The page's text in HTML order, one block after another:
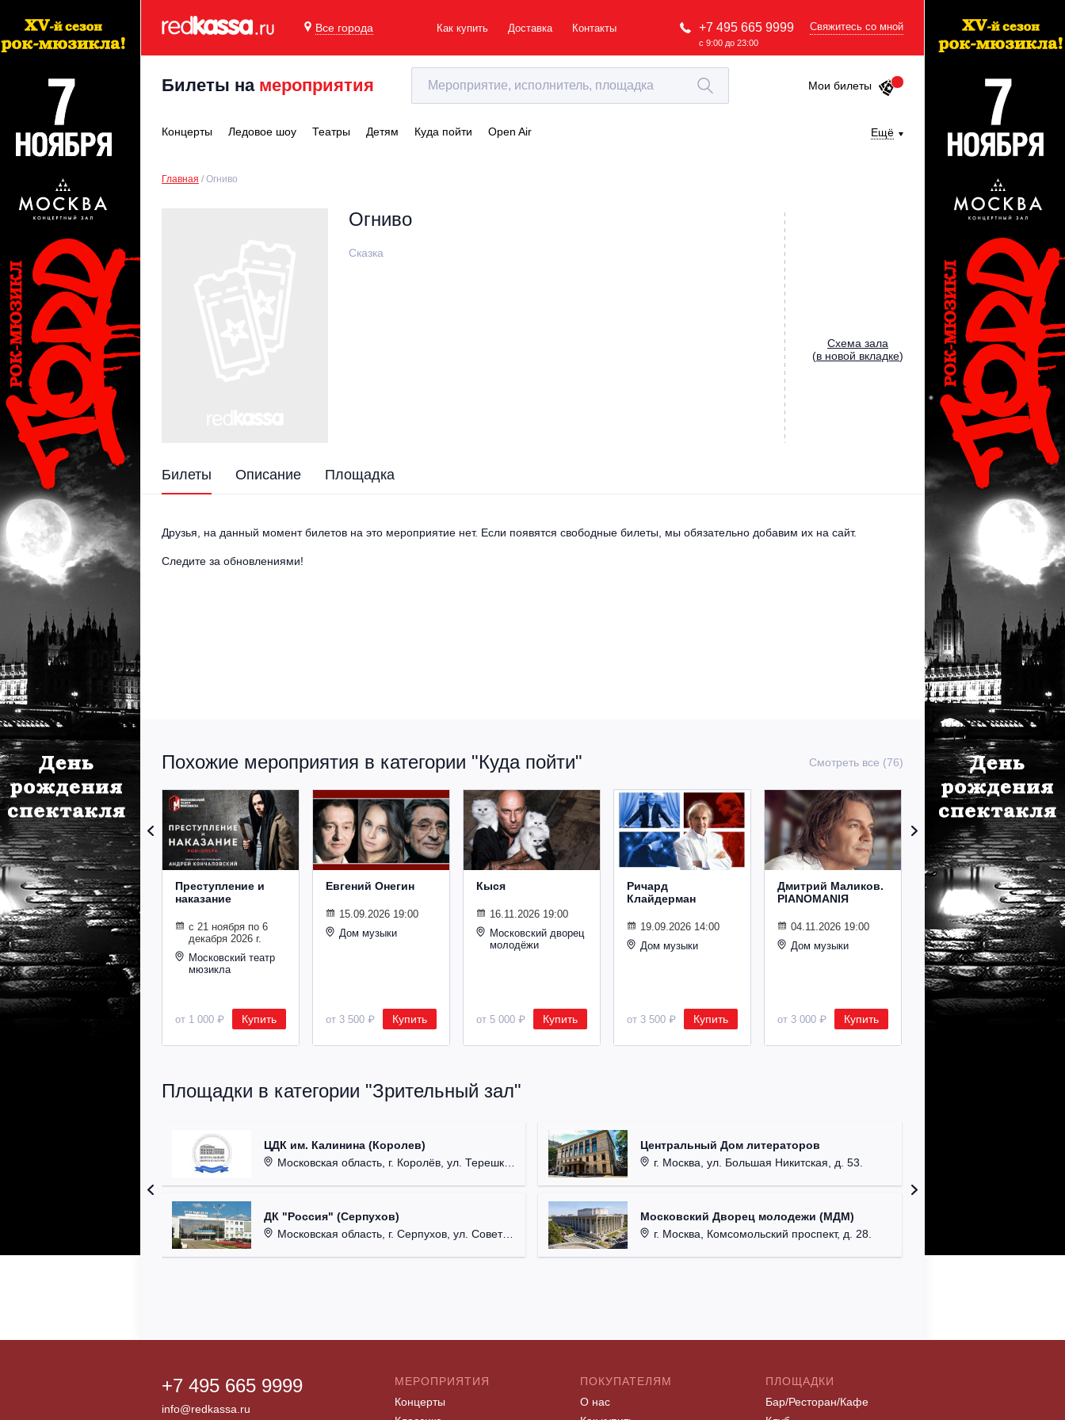
Все города Как купить Доставка Контакты +7 495 665 9999
с 9:00 до 23:00
Свяжитесь со мной
Билеты на мероприятия Мои билеты
Концерты Ледовое шоу Театры Детям Куда пойти Open Air Ещё
Главная Огниво
Огниво
Сказка
Cхема зала
(в новой вкладке)
Билеты Описание Площадка
Друзья, на данный момент билетов на это мероприятие нет. Если появятся свободные билеты, мы обязательно добавим их на сайт.
Следите за обновлениями!
Похожие мероприятия в категории "Куда пойти" Смотреть все (76)
Преступление и
наказание
с 21 ноября по 6
декабря 2026 г.
Московский театр
мюзикла
от 1 000 ₽ Купить
Евгений Онегин
15.09.2026 19:00
Дом музыки
от 3 500 ₽ Купить
Кыся
16.11.2026 19:00
Московский дворец
молодёжи
от 5 000 ₽ Купить
Ричард
Клайдерман
19.09.2026 14:00
Дом музыки
от 3 500 ₽ Купить
Дмитрий Маликов.
PIANOMANIЯ
04.11.2026 19:00
Дом музыки
от 3 000 ₽ Купить
Рождественский
концерт
Владимира
Спивакова
24.12.2026 19:00
Дом музыки
Площадки в категории "Зрительный зал"
ЦДК им. Калинина (Королев)
Московская область, г. Королёв, ул. Терешковой, д. 1.
ДК "Россия" (Серпухов)
Московская область, г. Серпухов, ул. Советская, д. 90.
Центральный Дом литераторов
г. Москва, ул. Большая Никитская, д. 53.
Московский Дворец молодежи (МДМ)
г. Москва, Комсомольский проспект, д. 28.
+7 495 665 9999
info@redkassa.ru
МЕРОПРИЯТИЯ
Концерты
ПОКУПАТЕЛЯМ
О нас
ПЛОЩАДКИ
Бар/Ресторан/Кафе